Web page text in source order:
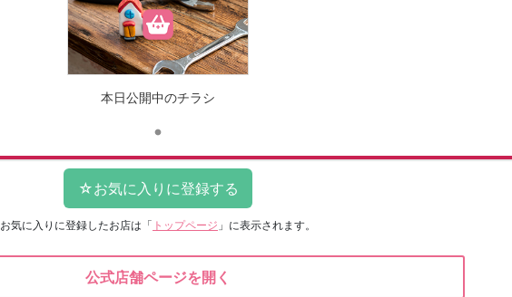
本日公開中のチラシ
お気に入りに登録したお店は 「 トップページ 」に表示されます。
公式店舗ページを開く